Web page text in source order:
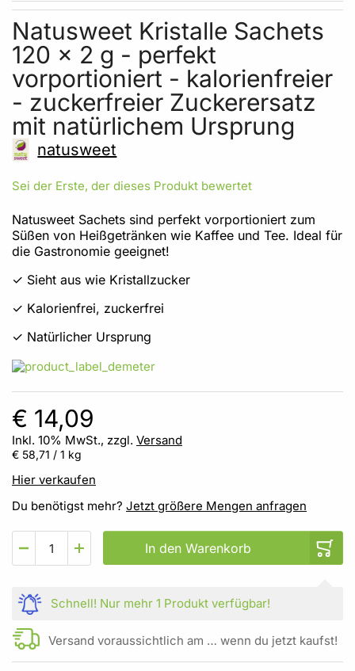
Natusweet Kristalle Sachets
120 x 2 g - perfekt
vorportioniert - kalorienfreier
- zuckerfreier Zuckerersatz
mit natürlichem Ursprung
natusweet
Sei der Erste, der dieses Produkt bewertet
Natusweet Sachets sind perfekt vorportioniert zum
Süßen von Heißgetränken wie Kaffee und Tee. Ideal für
die Gastronomie geeignet!
✓ Sieht aus wie Kristallzucker
✓ Kalorienfrei, zuckerfrei
✓ Natürlicher Ursprung
€ 14,09
Inkl. 10% MwSt., zzgl. Versand
€ 58,71 / 1 kg
Hier verkaufen
Du benötigst mehr? Jetzt größere Mengen anfragen
In den Warenkorb
Schnell! Nur mehr 1 Produktverfügbar!
Versand voraussichtlich am … wenn du jetzt kaufst!